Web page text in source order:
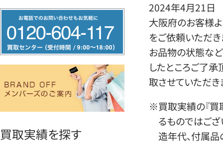
リ
ー
ヤ
買取実績を探す
2024年4月21日
大阪府のお客様よ
をご依頼いただき
お品物の状態など
したところご了
取させていただき
※買取実績の『買
るものではござ
造年代、付属品